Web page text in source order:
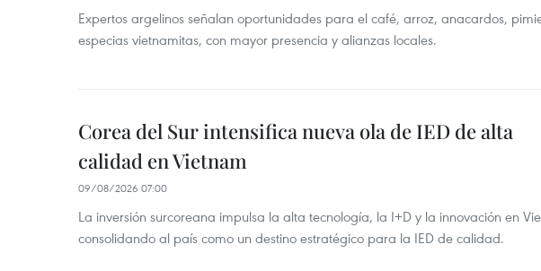
Expertos argelinos señalan oportunidades para el café, arroz, anacardos,
especias vietnamitas, con mayor presencia y alianzas locales.
Corea del Sur intensifica nueva ola de IED de alta
calidad en Vietnam
09/08/2026 07:00
La inversión surcoreana impulsa la alta tecnología, la I+D y la innovación en
consolidando al país como un destino estratégico para la IED de calidad.